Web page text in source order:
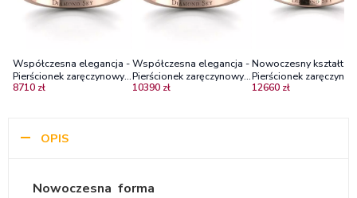
Współczesna elegancja -
Pierścionek zaręczynowy z
różowego złota z
8710 zł
Współczesna elegancja -
Pierścionek zaręczynowy z
różowego złota z
10390 zł
Nowoczesny kształt -
Pierścionek
Diamond Sky z
12660 zł
OPIS
Nowoczesna forma